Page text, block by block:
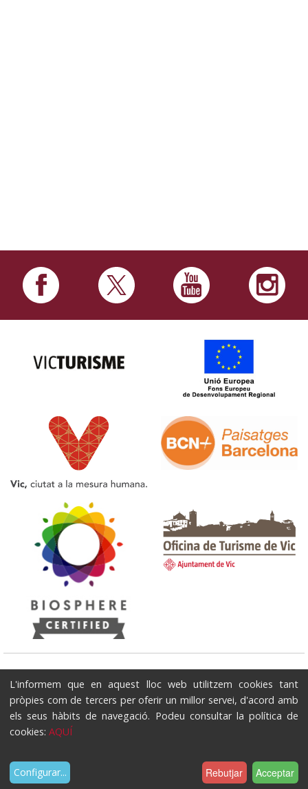
Plaça del Pes - Edifici Ajuntament 08500 - Vic / Telèfon: 93 886 2091 / E-
mail: turisme@vic.cat
Contacte
Conforme amb: HTML 5 · CSS 3 · W3C WAI-AA
L'informem que en aquest lloc web utilitzem cookies tant
pròpies com de tercers per oferir un millor servei, d'acord amb
els seus hàbits de navegació. Podeu consultar la política de
cookies: AQUÍ
Configurar... Rebutjar Acceptar